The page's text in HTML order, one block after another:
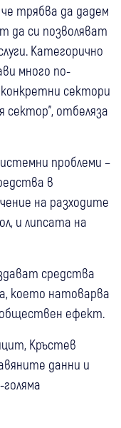
трябва да дадем
да си позволяват
Категорично
много по-
конкретни сектори
сектор", отбеляза
проблеми –
в
на разходите
и липсата на
средства
което натоварва
ефект.
Кръстев
данни и